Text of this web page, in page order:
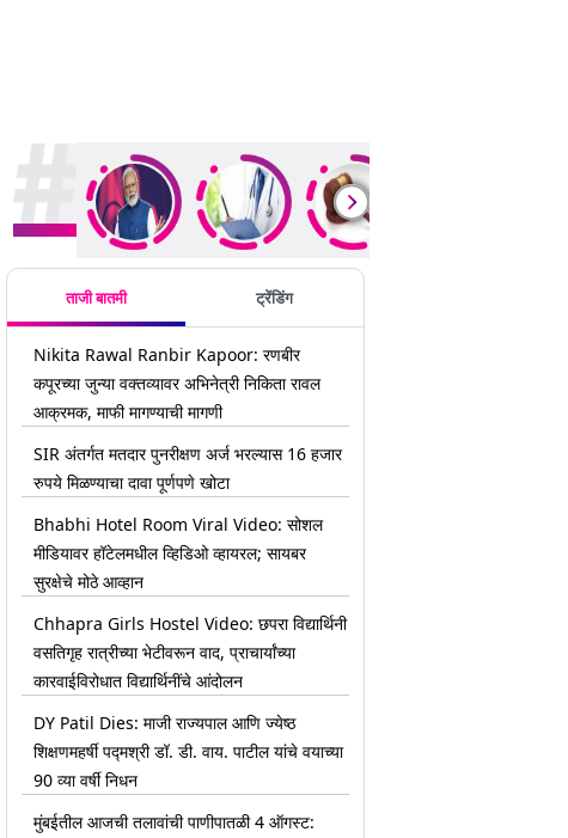
ताजी बातमी ट्रेंडिंग
Nikita Rawal Ranbir Kapoor: रणबीर
कपूरच्या जुन्या वक्तव्यावर अभिनेत्री निकिता रावल
आक्रमक, माफी मागण्याची मागणी
SIR अंतर्गत मतदार पुनरीक्षण अर्ज भरल्यास 16 हजार
रुपये मिळण्याचा दावा पूर्णपणे खोटा
Bhabhi Hotel Room Viral Video: सोशल
मीडियावर हॉटेलमधील व्हिडिओ व्हायरल; सायबर
सुरक्षेचे मोठे आव्हान
Chhapra Girls Hostel Video: छपरा विद्यार्थिनी
वसतिगृह रात्रीच्या भेटीवरून वाद, प्राचार्यांच्या
कारवाईविरोधात विद्यार्थिनींचे आंदोलन
DY Patil Dies: माजी राज्यपाल आणि ज्येष्ठ
शिक्षणमहर्षी पद्मश्री डॉ. डी. वाय. पाटील यांचे वयाच्या
90 व्या वर्षी निधन
मुंबईतील आजची तलावांची पाणीपातळी 4 ऑगस्ट: